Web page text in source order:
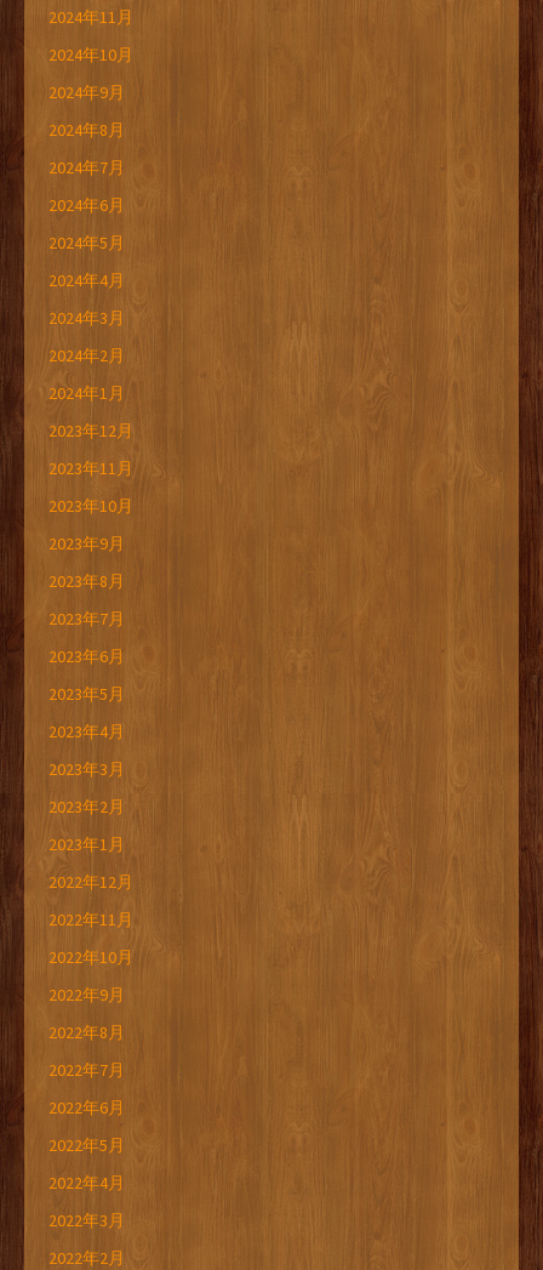
2024年11月
2024年10月
2024年9月
2024年8月
2024年7月
2024年6月
2024年5月
2024年4月
2024年3月
2024年2月
2024年1月
2023年12月
2023年11月
2023年10月
2023年9月
2023年8月
2023年7月
2023年6月
2023年5月
2023年4月
2023年3月
2023年2月
2023年1月
2022年12月
2022年11月
2022年10月
2022年9月
2022年8月
2022年7月
2022年6月
2022年5月
2022年4月
2022年3月
2022年2月